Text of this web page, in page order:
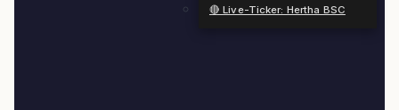
🔴 Live-Ticker: Hertha BSC